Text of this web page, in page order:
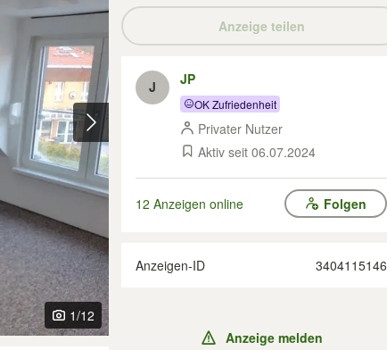
1/12
Anzeige teilen
J JP
OK Zufriedenheit
Privater Nutzer
Aktiv seit 06.07.2024
12 Anzeigen online Folgen
Anzeigen-ID 3404115146
Anzeige melden